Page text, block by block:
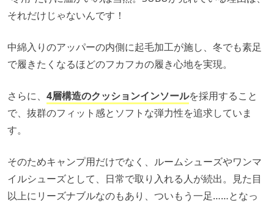
それだけじゃないんです！
中綿入りのアッパーの内側に起毛加工が施し、冬でも素足
で履きたくなるほどのフカフカの履き心地を実現。
さらに、 4層構造のクッションインソールを採用すること
で、抜群のフィット感とソフトな弾力性を追求していま
す。
そのためキャンプ用だけでなく、ルームシューズやワンマ
イルシューズとして、日常で取り入れる人が続出。見た目
以上にリーズナブルなのもあり、ついもう一足……となっ